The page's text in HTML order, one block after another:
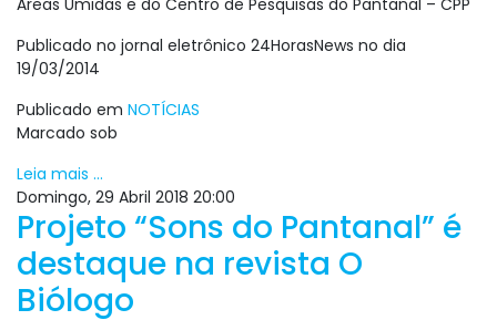
Áreas Úmidas e do Centro de Pesquisas do Pantanal – CPP
Publicado no jornal eletrônico 24HorasNews no dia
19/03/2014
Publicado em NOTÍCIAS
Marcado sob
Leia mais ...
Domingo, 29 Abril 2018 20:00
Projeto “Sons do Pantanal” é
destaque na revista O
Biólogo